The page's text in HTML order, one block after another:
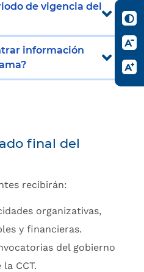
de vigencia del
información
final del
recibirán:
organizativas,
y financieras.
del gobierno
CCT.